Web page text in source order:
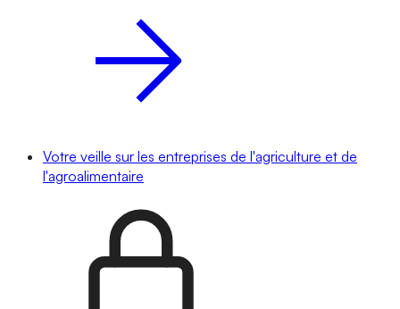
Votre veille sur les entreprises de l'agriculture et de
l'agroalimentaire